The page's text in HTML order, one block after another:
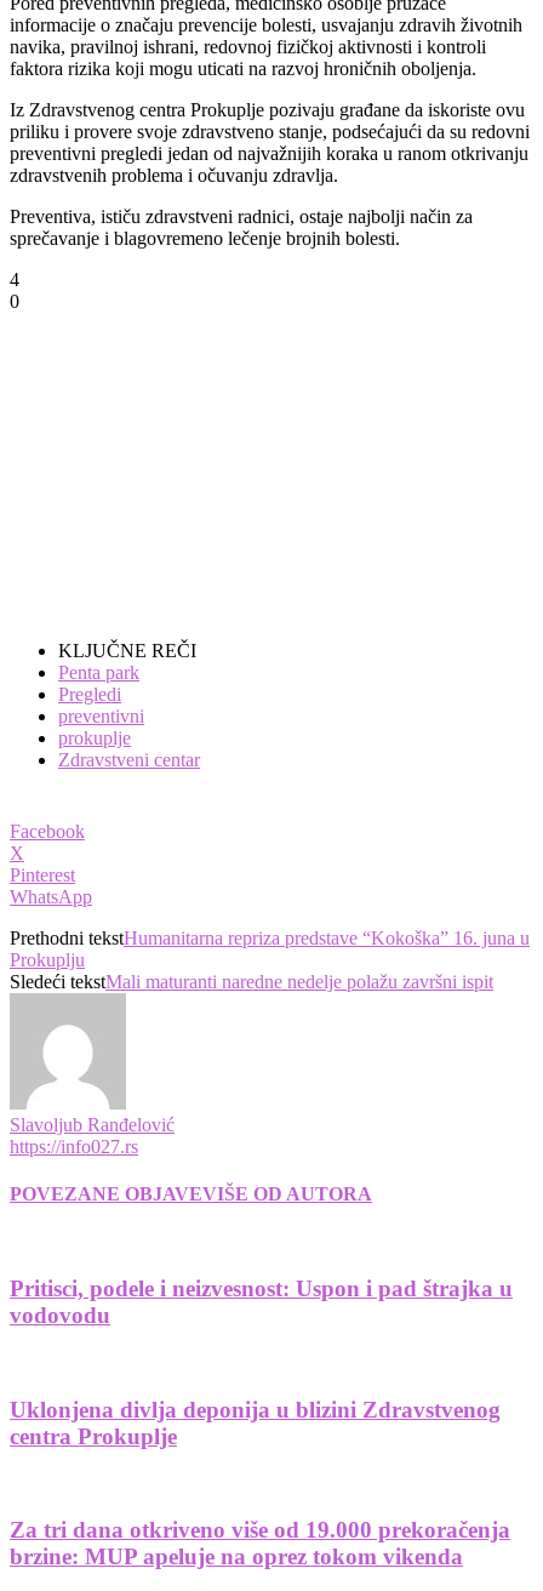
informacije o značaju prevencije bolesti, usvajanju zdravih životnih
navika, pravilnoj ishrani, redovnoj fizičkoj aktivnosti i kontroli
faktora rizika koji mogu uticati na razvoj hroničnih oboljenja.
Iz Zdravstvenog centra Prokuplje pozivaju građane da iskoriste ovu
priliku i provere svoje zdravstveno stanje, podsećajući da su redovni
preventivni pregledi jedan od najvažnijih koraka u ranom otkrivanju
zdravstvenih problema i očuvanju zdravlja.
Preventiva, ističu zdravstveni radnici, ostaje najbolji način za
sprečavanje i blagovremeno lečenje brojnih bolesti.
4
0
KLJUČNE REČI
Penta park
Pregledi
preventivni
prokuplje
Zdravstveni centar
Facebook
X
Pinterest
WhatsApp
Prethodni tekstHumanitarna repriza predstave “Kokoška” 16. juna u
Prokuplju
Sledeći tekstMali maturanti naredne nedelje polažu završni ispit
Slavoljub Ranđelović
https://info027.rs
POVEZANE OBJAVEVIŠE OD AUTORA
Pritisci, podele i neizvesnost: Uspon i pad štrajka u
vodovodu
Uklonjena divlja deponija u blizini Zdravstvenog
centra Prokuplje
Za tri dana otkriveno više od 19.000 prekoračenja
brzine: MUP apeluje na oprez tokom vikenda